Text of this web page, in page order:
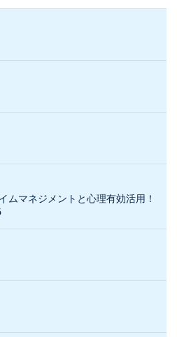
ムマネジメントと心理有効活用！